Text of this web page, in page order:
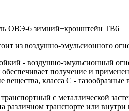
ОВЭ-6 зимний+кронштейн ТВ6
из воздушно-эмульсионного
- воздушно-эмульсионный
обеспечивает получение и
вещества, класса С -
с металлической
различном транспорте или